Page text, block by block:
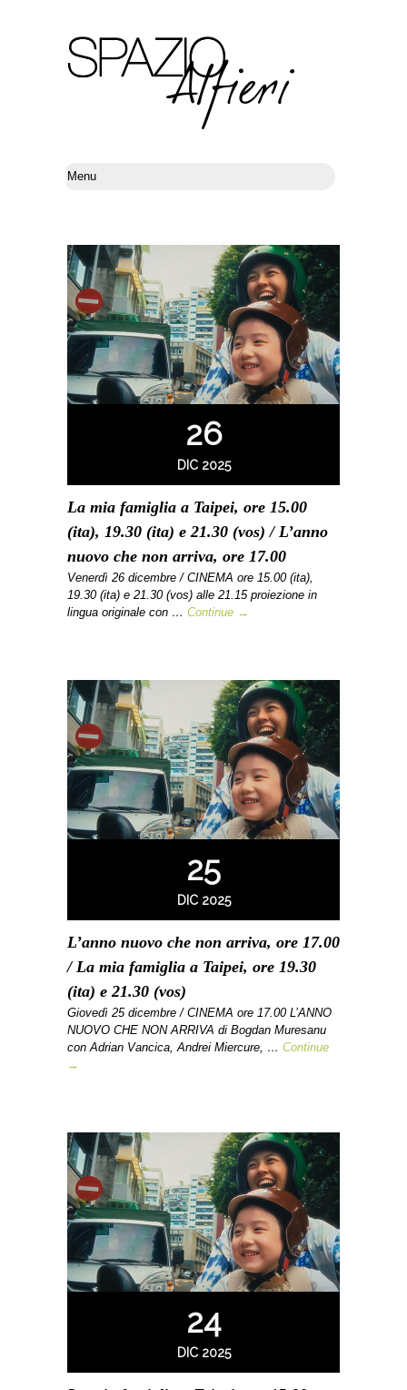
26
DIC 2025
La mia famiglia a Taipei, ore 15.00
(ita), 19.30 (ita) e 21.30 (vos) / L’anno
nuovo che non arriva, ore 17.00
Venerdì 26 dicembre / CINEMA ore 15.00 (ita),
19.30 (ita) e 21.30 (vos) alle 21.15 proiezione in
lingua originale con … Continue →
25
DIC 2025
L’anno nuovo che non arriva, ore 17.00
/ La mia famiglia a Taipei, ore 19.30
(ita) e 21.30 (vos)
Giovedì 25 dicembre / CINEMA ore 17.00 L’ANNO
NUOVO CHE NON ARRIVA di Bogdan Muresanu
con Adrian Vancica, Andrei Miercure, … Continue
→
24
DIC 2025